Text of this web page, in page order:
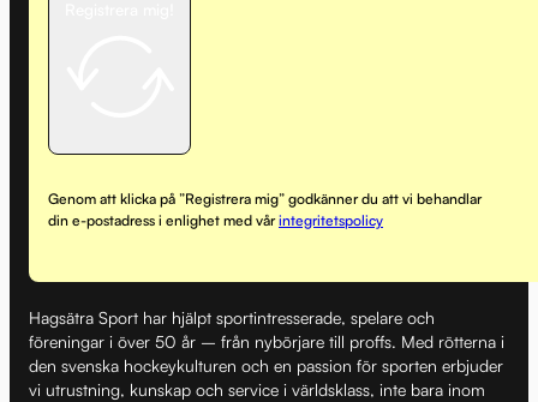
Genom att klicka på ”Registrera mig” godkänner du att vi behandlar
din e-postadress i enlighet med vårintegritetspolicy
Hagsätra Sport har hjälpt sportintresserade, spelare och
föreningar i över 50 år – från nybörjare till proffs. Med rötterna i
den svenska hockeykulturen och en passion för sporten erbjuder
vi utrustning, kunskap och service i världsklass, inte bara inom